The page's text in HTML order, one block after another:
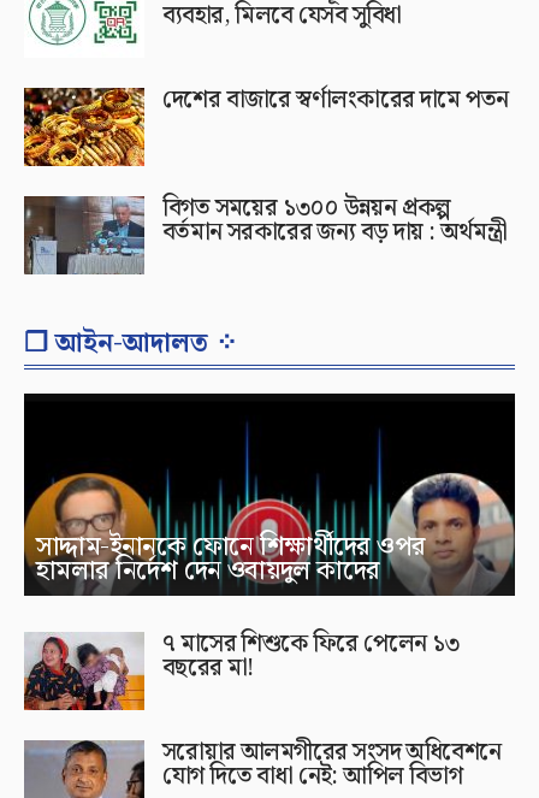
ব্যবহার, মিলবে যেসব সুবিধা
দেশের বাজারে স্বর্ণালংকারের দামে পতন
বিগত সময়ের ১৩০০ উন্নয়ন প্রকল্প
বর্তমান সরকারের জন্য বড় দায় : অর্থমন্ত্রী
❐ আইন-আদালত ⁘
সাদ্দাম-ইনানকে ফোনে শিক্ষার্থীদের ওপর
হামলার নির্দেশ দেন ওবায়দুল কাদের
৭ মাসের শিশুকে ফিরে পেলেন ১৩
বছরের মা!
সরোয়ার আলমগীরের সংসদ অধিবেশনে
যোগ দিতে বাধা নেই: আপিল বিভাগ